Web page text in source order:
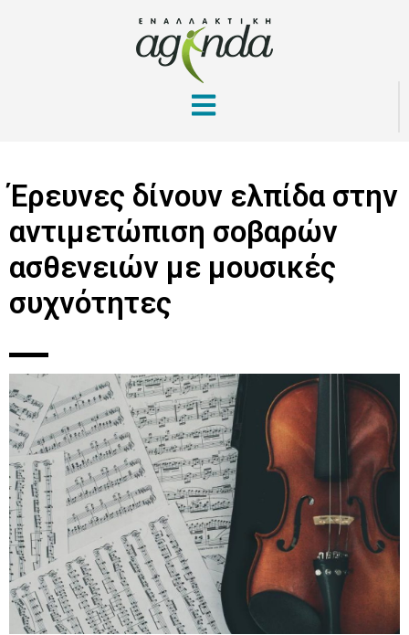
Έρευνες δίνουν ελπίδα στην
αντιμετώπιση σοβαρών
ασθενειών με μουσικές
συχνότητες